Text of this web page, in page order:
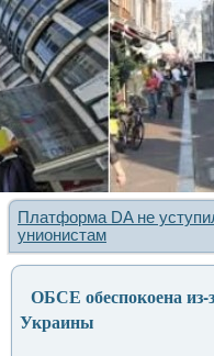
Платформа DA не
унионистам
ОБСЕ обеспокоена
Украины